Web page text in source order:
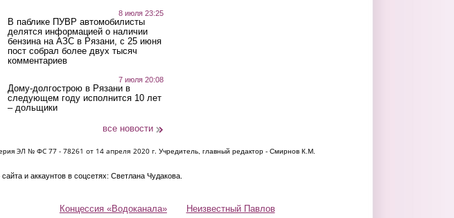
8 июля 23:25
В паблике ПУВР автомобилисты
делятся информацией о наличии
бензина на АЗС в Рязани, с 25 июня
пост собрал более двух тысяч
комментариев
7 июля 20:08
Дому-долгострою в Рязани в
следующем году исполнится 10 лет
– дольщики
все новости
ЭЛ № ФС 77 - 78261 от 14 апреля 2020 г. Учредитель, главный редактор - Смирнов К.М.
и аккаунтов в соцсетях: Светлана Чудакова.
Концессия «Водоканала» Неизвестный Павлов